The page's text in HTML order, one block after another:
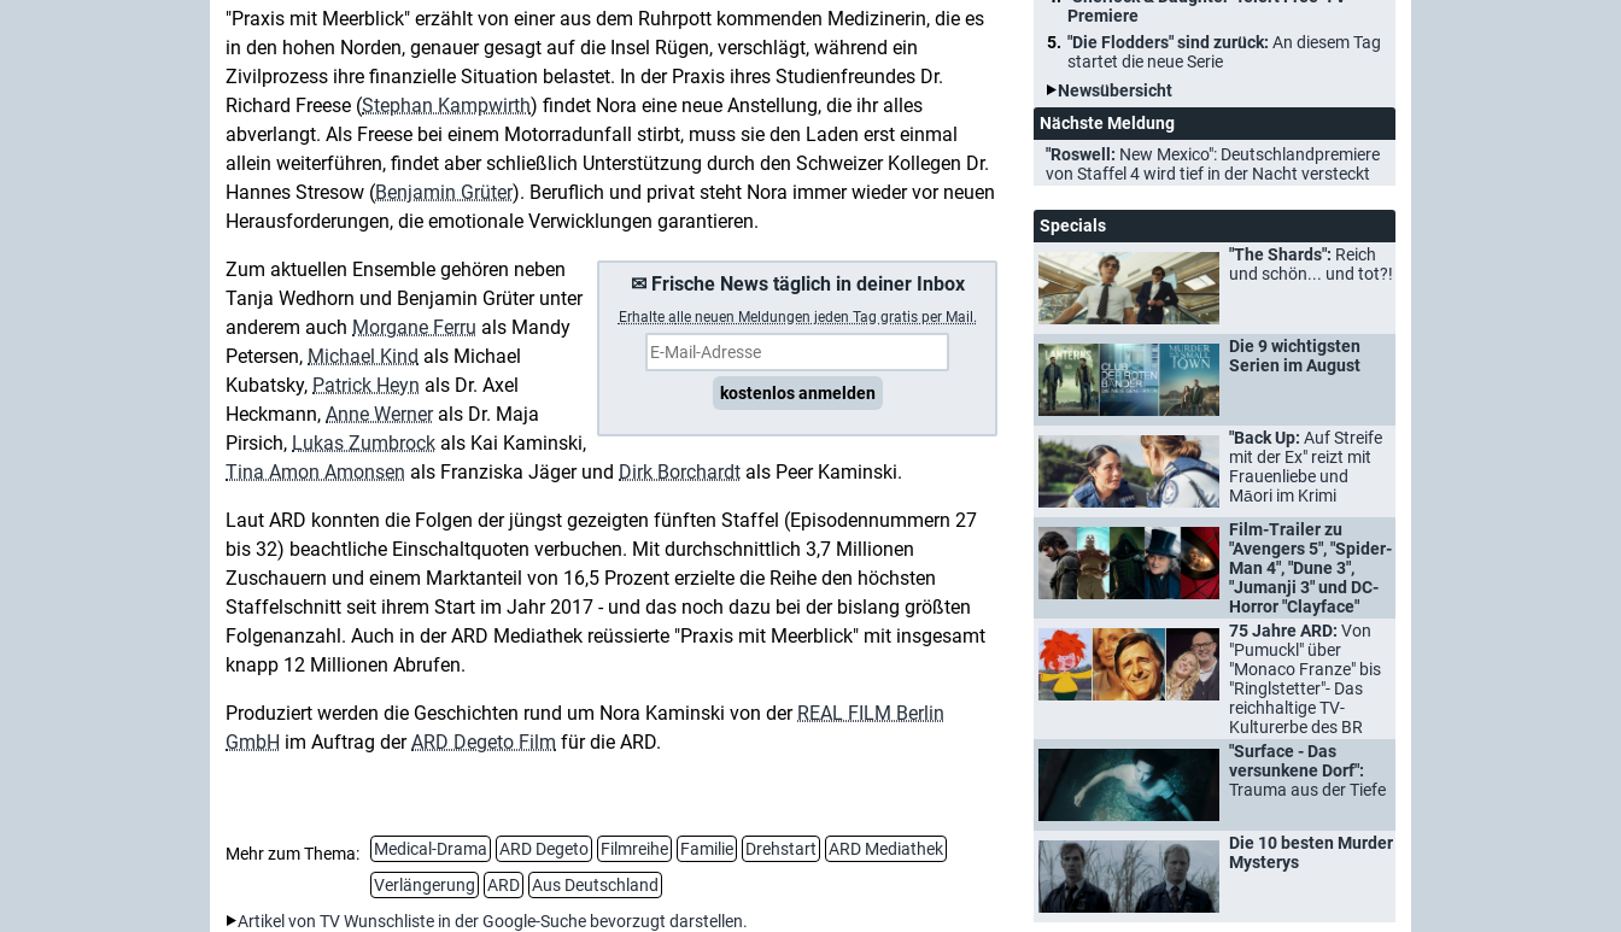
"Praxis mit Meerblick" erzählt von einer aus dem Ruhrpott kommenden Medizinerin, die es
in den hohen Norden, genauer gesagt auf die Insel Rügen, verschlägt, während ein
Zivilprozess ihre finanzielle Situation belastet. In der Praxis ihres Studienfreundes Dr.
Richard Freese (Stephan Kampwirth) findet Nora eine neue Anstellung, die ihr alles
abverlangt. Als Freese bei einem Motorradunfall stirbt, muss sie den Laden erst einmal
allein weiterführen, findet aber schließlich Unterstützung durch den Schweizer Kollegen Dr.
Hannes Stresow (Benjamin Grüter). Beruflich und privat steht Nora immer wieder vor neuen
Herausforderungen, die emotionale Verwicklungen garantieren.
✉ Frische News täglich in deiner Inbox
Erhalte a lle neuen Meldungen jeden Tag gratis per Mail.
kostenlos anmelden
Zum aktuellen Ensemble gehören neben
Tanja Wedhorn und Benjamin Grüter unter
anderem auch Morgane Ferru als Mandy
Petersen, Michael Kind als Michael
Kubatsky, Patrick Heyn als Dr. Axel
Heckmann, Anne Wernerals Dr. Maja
Pirsich, Lukas Zumbrock als Kai Kaminski,
Tina Amon Amonsen als Franziska Jäger und Dirk Borchardt als Peer Kaminski.
Laut ARD konnten die Folgen der jüngst gezeigten fünften Staffel (Episodennummern 27
bis 32) beachtliche Einschaltquoten verbuchen. Mit durchschnittlich 3,7 Millionen
Zuschauern und einem Marktanteil von 16,5 Prozent erzielte die Reihe den höchsten
Staffelschnitt seit ihrem Start im Jahr 2017 - und das noch dazu bei der bislang größten
Folgenanzahl. Auch in der ARD Mediathek reüssierte "Praxis mit Meerblick" mit insgesamt
knapp 12 Millionen Abrufen.
Produziert werden die Geschichten rund um Nora Kaminski von der REAL FILM Berlin
GmbH im Auftrag derARD Degeto Film für die ARD.
Mehr zum Thema: Medical-Drama ARD Degeto Filmreihe Familie Drehstart
ARD Mediathek
Verlängerung
ARD
Aus Deutschland
Artikel von TV Wunschliste in der Google-Suche bevorzugt darstellen.
Premiere
"Die Flodders" sind zurück: An diesem Tag
startet die neue Serie
Newsübersicht
Nächste Meldung
"Roswell: New Mexico": Deutschlandpremiere
von Staffel 4 wird tief in der Nacht versteckt
Specials
"The Shards": Reich
und schön... und tot?!
Die 9 wichtigsten
Serien im August
"Back Up: Auf Streife
mit der Ex" reizt mit
Frauenliebe und
Māori im Krimi
Film-Trailer zu
"Avengers 5", "Spider-
Man 4", "Dune 3",
"Jumanji 3" und DC-
Horror "Clayface"
75 Jahre ARD: Von
"Pumuckl" über
"Monaco Franze" bis
"Ringlstetter"- Das
reichhaltige TV-
Kulturerbe des BR
"Surface - Das
versunkene Dorf":
Trauma aus der Tiefe
Die 10 besten Murder
Mysterys